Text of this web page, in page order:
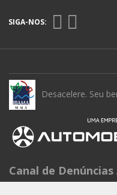
SIGA-NOS:
Desacelere. Seu
Canal de Denúncias